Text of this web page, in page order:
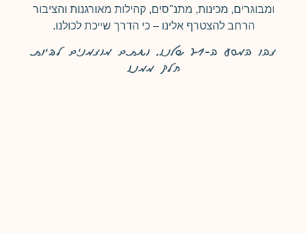
ומבוגרים, מכינות, מתנ"סים, קהילות מאורגנות והציבור
הרחב להצטרף אלינו – כי הדרך שייכת לכולנו.
זהו המסע ה-21 שלנו, ואתם מוזמנים להיות
חלק ממנו